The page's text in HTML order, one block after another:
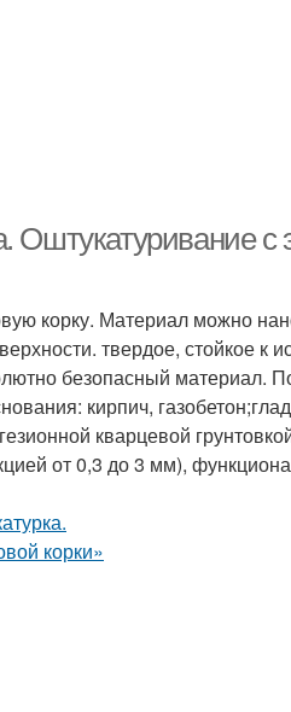
Оштукатуривание
корку. Материал можно
твердое, стойкое к
безопасный материал.
кирпич,
кварцевой
от 0,3 до 3 мм),